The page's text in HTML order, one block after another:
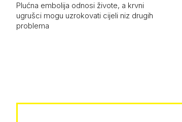
Plućna embolija odnosi živote, a krvni
ugrušci mogu uzrokovati cijeli niz drugih
problema